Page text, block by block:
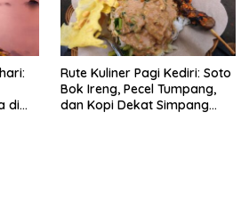
di
Rute Kuliner Pagi Kediri: Soto
Bok Ireng, Pecel Tumpang,
dan Kopi Dekat Simpang